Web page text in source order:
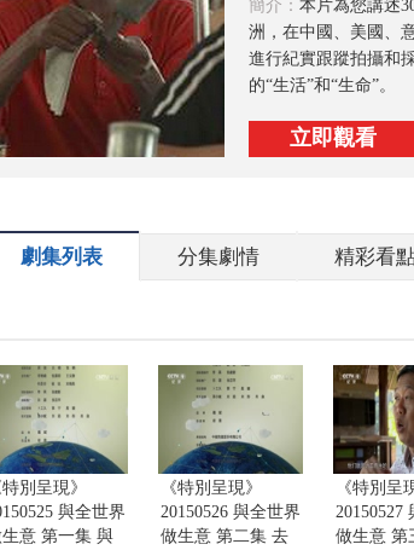
簡介： 本片為您講述
洲，在中國、美國、
進行紀實跟蹤拍攝和
的“生活”和“生命”。
立即觀看
劇集列表 分集劇情 精彩看
特別呈現》
與全世界
意 第一集 與
《特別呈現》
20150526 與全世界
做生意 第二集 去
《特別呈
20150527
做生意 第